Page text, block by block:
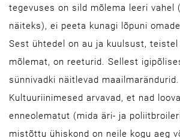
tegevuses on sild mõlema leeri vahel
näiteks), ei peeta kunagi lõpuni
Sest ühtedel on au ja kuulsust, teistel
mõlemat, on reeturid. Sellest
sünnivadki näitlevad maailmarändurid.
Kultuuriinimesed arvavad, et nad
enneolematut (mida äri- ja
mistõttu ühiskond on neile kogu aeg